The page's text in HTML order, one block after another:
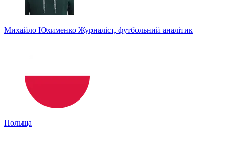
Михайло Юхименко Журналіст, футбольний аналітик
Польща